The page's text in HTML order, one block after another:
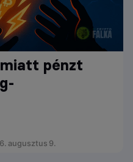
pénzt
augusztus 9.